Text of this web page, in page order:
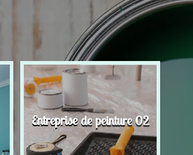
Entreprise de peinture 02